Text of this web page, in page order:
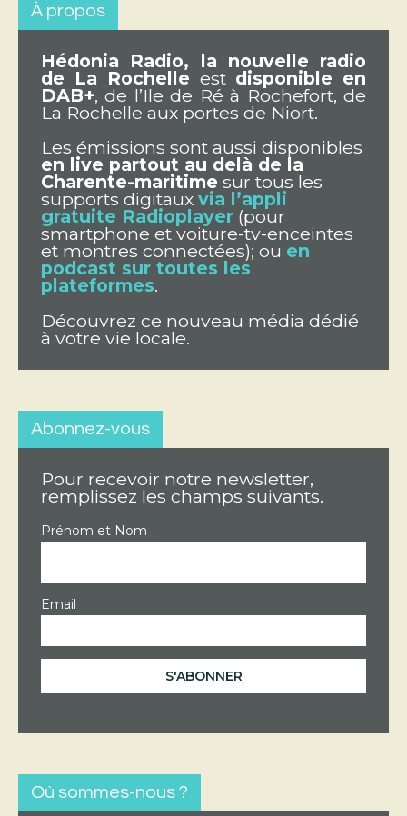
À propos
Hédonia Radio, la nouvelle radio
de La Rochelle est disponible en
DAB+, de l’Ile de Ré à Rochefort, de
La Rochelle aux portes de Niort.
Les émissions sont aussi disponibles
en live partout au delà de la
Charente-maritime sur tous les
supports digitaux via l’appli
gratuite Radioplayer (pour
smartphone et voiture-tv-enceintes
et montres connectées); ou en
podcast sur toutes les
plateformes.
Découvrez ce nouveau média dédié
à votre vie locale.
Abonnez-vous
Pour recevoir notre newsletter,
remplissez les champs suivants.
Prénom et Nom
Email
Où sommes-nous ?